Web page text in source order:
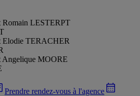
Prendre rendez-vous à l'agence